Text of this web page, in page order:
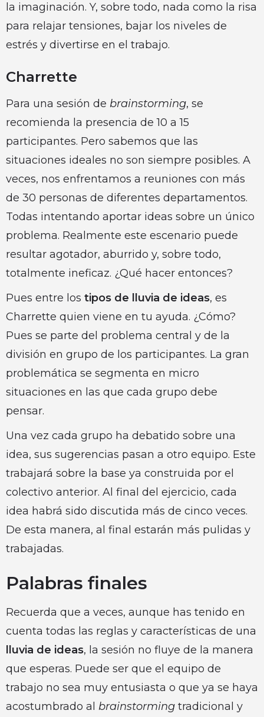
la imaginación. Y, sobre todo, nada como la risa
para relajar tensiones, bajar los niveles de
estrés y divertirse en el trabajo.
Charrette
Para una sesión de brainstorming, se
recomienda la presencia de 10 a 15
participantes. Pero sabemos que las
situaciones ideales no son siempre posibles. A
veces, nos enfrentamos a reuniones con más
de 30 personas de diferentes departamentos.
Todas intentando aportar ideas sobre un único
problema. Realmente este escenario puede
resultar agotador, aburrido y, sobre todo,
totalmente ineficaz. ¿Qué hacer entonces?
Pues entre los tipos de lluvia de ideas, es
Charrette quien viene en tu ayuda. ¿Cómo?
Pues se parte del problema central y de la
división en grupo de los participantes. La gran
problemática se segmenta en micro
situaciones en las que cada grupo debe
pensar.
Una vez cada grupo ha debatido sobre una
idea, sus sugerencias pasan a otro equipo. Este
trabajará sobre la base ya construida por el
colectivo anterior. Al final del ejercicio, cada
idea habrá sido discutida más de cinco veces.
De esta manera, al final estarán más pulidas y
trabajadas.
Palabras finales
Recuerda que a veces, aunque has tenido en
cuenta todas las reglas y características de una
lluvia de ideas, la sesión no fluye de la manera
que esperas. Puede ser que el equipo de
trabajo no sea muy entusiasta o que ya se haya
acostumbrado al brainstorming tradicional y